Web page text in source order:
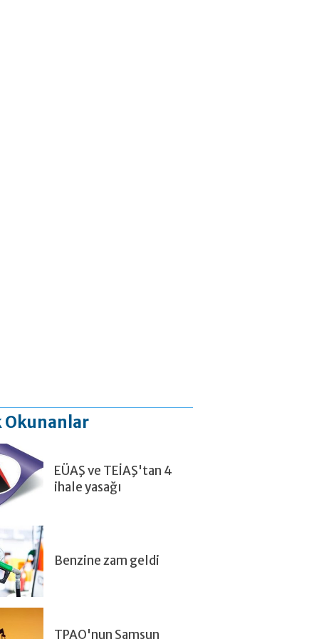
Okunanlar
EÜAŞ ve TEİAŞ'tan 4
ihale yasağı
Benzine zam geldi
TPAO'nun Samsun